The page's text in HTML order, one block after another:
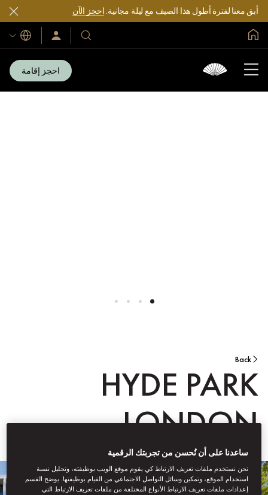
أبق معنا لفترة أطول هذا الصيف مع ليلة مجانية.احجز الآن
فنادقنا
ومنتجعاتنا
سجّل
الدخول/
اللغات
احجز إقامة
Back
HYDE PARK
LONDON
ساعدنا على أن نُحسن من تجربتك الرقمية
نحن نستخدم ملفات تعريف الارتباط كي يقوم موقع الويب بوظيفته، وتحليل نسبة
استخدام الموقع، وتمكين وسائل التواصل الاجتماعي من القيام بوظيفتها. يوضح القسم
إعدادات ملفات تعريف الارتباط الأنواع المختلفة من ملفات تعريف الارتباط التي